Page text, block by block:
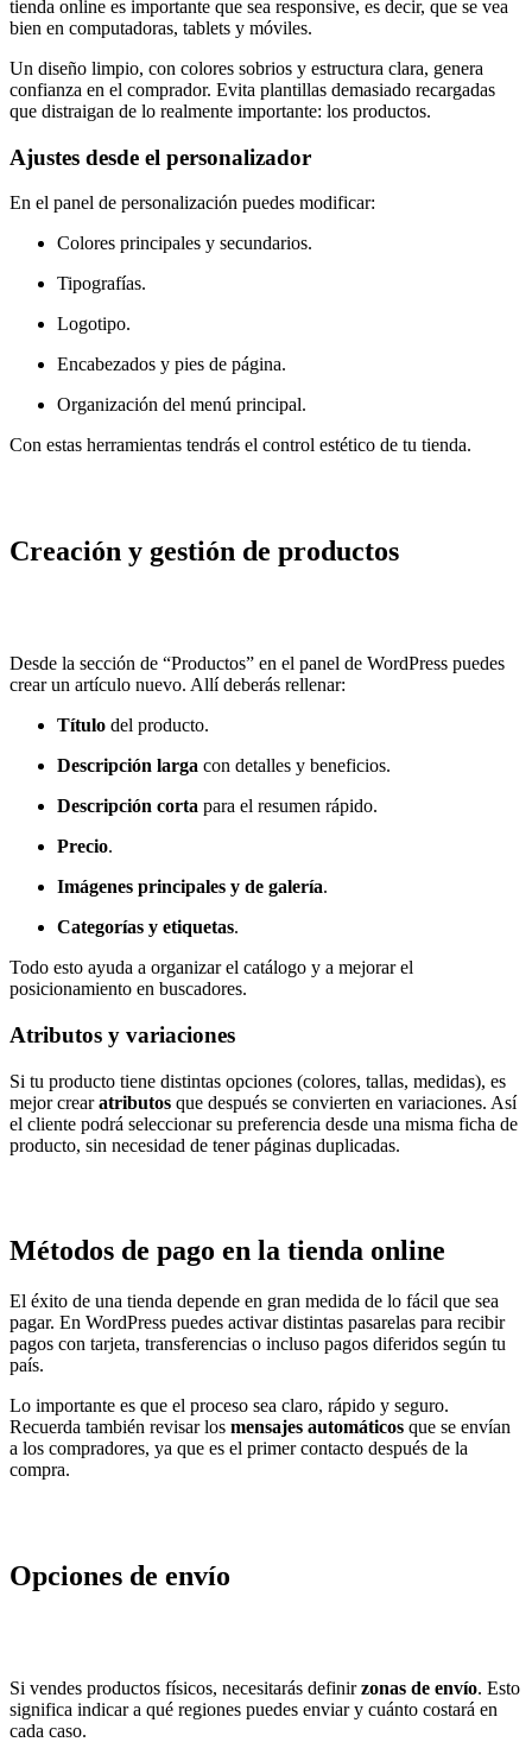
tienda online es importante que sea responsive, es decir, que se vea
bien en computadoras, tablets y móviles.
Un diseño limpio, con colores sobrios y estructura clara, genera
confianza en el comprador. Evita plantillas demasiado recargadas
que distraigan de lo realmente importante: los productos.
Ajustes desde el personalizador
En el panel de personalización puedes modificar:
Colores principales y secundarios.
Tipografías.
Logotipo.
Encabezados y pies de página.
Organización del menú principal.
Con estas herramientas tendrás el control estético de tu tienda.
Creación y gestión de productos
Desde la sección de “Productos” en el panel de WordPress puedes
crear un artículo nuevo. Allí deberás rellenar:
Título del producto.
Descripción larga con detalles y beneficios.
Descripción corta para el resumen rápido.
Precio.
Imágenes principales y de galería.
Categorías y etiquetas.
Todo esto ayuda a organizar el catálogo y a mejorar el
posicionamiento en buscadores.
Atributos y variaciones
Si tu producto tiene distintas opciones (colores, tallas, medidas), es
mejor crearatributos que después se convierten en variaciones. Así
el cliente podrá seleccionar su preferencia desde una misma ficha de
producto, sin necesidad de tener páginas duplicadas.
Métodos de pago en la tienda online
El éxito de una tienda depende en gran medida de lo fácil que sea
pagar. En WordPress puedes activar distintas pasarelas para recibir
pagos con tarjeta, transferencias o incluso pagos diferidos según tu
país.
Lo importante es que el proceso sea claro, rápido y seguro.
Recuerda también revisar los mensajes automáticos que se envían
a los compradores, ya que es el primer contacto después de la
compra.
Opciones de envío
Si vendes productos físicos, necesitarás definirzonas de envío. Esto
significa indicar a qué regiones puedes enviar y cuánto costará en
cada caso.